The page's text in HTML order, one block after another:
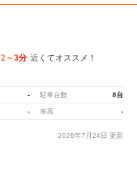
2～3分 近くてオススメ！
- 駐車台数 8台
- 車高 -
2026年7月24日 更新